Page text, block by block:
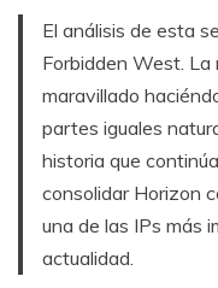
El análisis de esta
Forbidden West.
maravillado
partes iguales
historia que
consolidar Horizon
una de las IPs más
actualidad.